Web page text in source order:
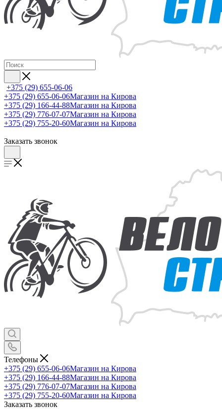
+375 (29) 655-06-06
+375 (29) 655-06-06Магазин на Кирова
+375 (29) 166-44-88Магазин на Кирова
+375 (29) 776-07-07Магазин на Кирова
+375 (29) 755-20-60Магазин на Кирова
Заказать звонок
Телефоны
+375 (29) 655-06-06Магазин на Кирова
+375 (29) 166-44-88Магазин на Кирова
+375 (29) 776-07-07Магазин на Кирова
+375 (29) 755-20-60Магазин на Кирова
Заказать звонок